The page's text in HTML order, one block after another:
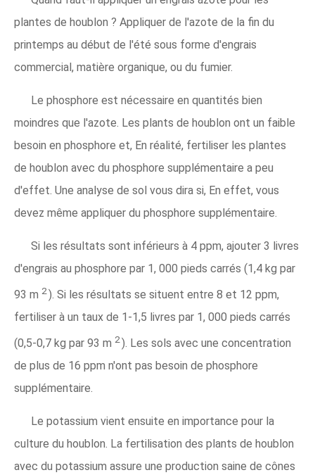
plantes de houblon ? Appliquer de l'azote de la fin du
printemps au début de l'été sous forme d'engrais
commercial, matière organique, ou du fumier.
Le phosphore est nécessaire en quantités bien
moindres que l'azote. Les plants de houblon ont un faible
besoin en phosphore et, En réalité, fertiliser les plantes
de houblon avec du phosphore supplémentaire a peu
d'effet. Une analyse de sol vous dira si, En effet, vous
devez même appliquer du phosphore supplémentaire.
Si les résultats sont inférieurs à 4 ppm, ajouter 3 livres
d'engrais au phosphore par 1, 000 pieds carrés (1,4 kg par
93 m 2 ). Si les résultats se situent entre 8 et 12 ppm,
fertiliser à un taux de 1-1,5 livres par 1, 000 pieds carrés
(0,5-0,7 kg par 93 m 2 ). Les sols avec une concentration
de plus de 16 ppm n'ont pas besoin de phosphore
supplémentaire.
Le potassium vient ensuite en importance pour la
culture du houblon. La fertilisation des plants de houblon
avec du potassium assure une production saine de cônes